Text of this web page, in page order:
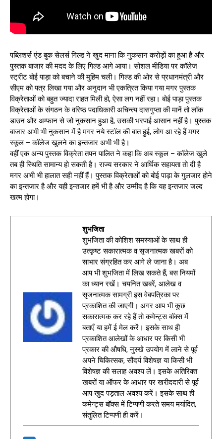
पब्लिशर्स एंड बुक सेलर्स गिल्ड ने खुद माना कि नुकसान करोड़ों का हुआ है और
पुस्तक बाजार की मदद के लिए गिल्ड आगे आया। सोशल मीडिया पर कॉलेज
स्ट्रीट बोई पाड़ा को बचाने की मुहिम चली। गिल्ड की ओर से प्रधानमंत्री और
सीएम को पत्र लिखा गया और अनुदान भी एकत्रित किया गया मगर पुस्तक
विक्रेताओं को बहुत ज्यादा राहत मिली हो, ऐसा लग नहीं रहा। बोई पाड़ा पुस्तक
विक्रेताओं के संगठन के वरिष्ठ पदाधिकारी अचिन्त्य दासगुप्ता की मानें तो लॉक
डाउन और अम्फान से जो नुकसान हुआ है, उसकी भरपाई आसान नहीं है। पुस्तक
बाजार अभी भी नुकसान में है मगर नये स्टॉल की बात हुई, लोग आ रहे हैं मगर
स्कूल – कॉलेज खुलने का इन्तजार अभी भी है।
वहीं एक अन्य पुस्तक विक्रेता तपन पालित ने कहा कि अब स्कूल – कॉलेज खुले
तब ही स्थिति सामान्य हो सकती है। राज्य सरकार ने आर्थिक सहायता तो दी है
मगर अभी भी हालात सही नहीं हैं। पुस्तक विक्रेताओं को बोई पाड़ा के गुलजार होने
का इन्तजार है और यही इन्तजार हमें भी है और उम्मीद है कि यह इन्तजार जल्द
खत्म होगा।
शुभजिता
शुभजिता की कोशिश समस्याओं के साथ ही
उत्कृष्ट सकारात्मक व सृजनात्मक खबरों को
साभार संग्रहित कर आगे ले जाना है। अब
आप भी शुभजिता में लिख सकते हैं, बस नियमों
का ध्यान रखें। चयनित खबरें, आलेख व
सृजनात्मक सामग्री इस वेबपत्रिका पर
प्रकाशित की जाएगी। अगर आप भी कुछ
सकारात्मक कर रहे हैं तो कमेन्ट्स बॉक्स में
बताएँ या हमें ई मेल करें। इसके साथ ही
प्रकाशित आलेखों के आधार पर किसी भी
प्रकार की औषधि, नुस्खे उपयोग में लाने से पूर्व
अपने चिकित्सक, सौंदर्य विशेषज्ञ या किसी भी
विशेषज्ञ की सलाह अवश्य लें। इसके अतिरिक्त
खबरों या ऑफर के आधार पर खरीददारी से पूर्व
आप खुद पड़ताल अवश्य करें। इसके साथ ही
कमेन्ट्स बॉक्स में टिप्पणी करते समय मर्यादित,
संतुलित टिप्पणी ही करें।